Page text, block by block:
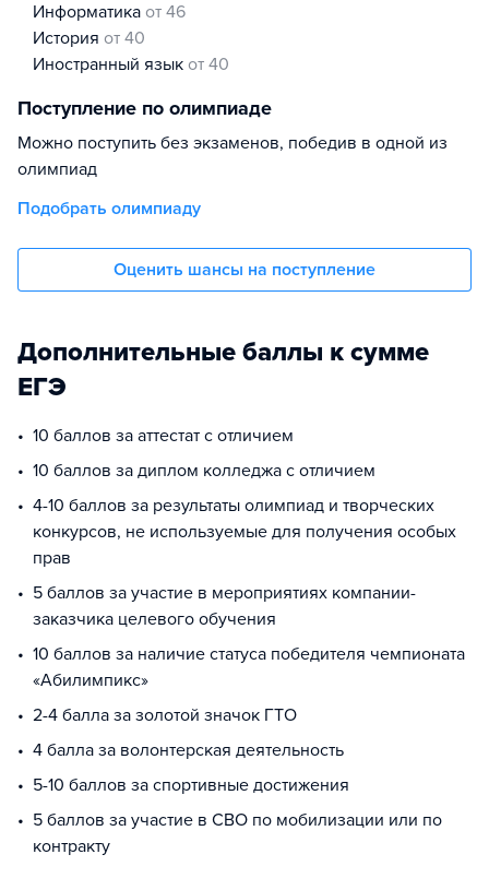
информатика от 46
история от 40
иностранный язык от 40
Поступление по олимпиаде
Можно поступить без экзаменов, победив в одной из
олимпиад
Подобрать олимпиаду
Оценить шансы на поступление
Дополнительные баллы к сумме
ЕГЭ
10 баллов за аттестат с отличием
10 баллов за диплом колледжа с отличием
4-10 баллов за результаты олимпиад и творческих
конкурсов, не используемые для получения особых
прав
5 баллов за участие в мероприятиях компании-
заказчика целевого обучения
10 баллов за наличие статуса победителя чемпионата
«Абилимпикс»
2-4 балла за золотой значок ГТО
4 балла за волонтерская деятельность
5-10 баллов за спортивные достижения
5 баллов за участие в СВО по мобилизации или по
контракту